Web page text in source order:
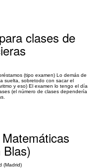
clases de
(tipo examen) Lo demás de
suelta, sobretodo con sacar el
y eso) El examen lo tengo el día
(el número de clases dependería
Blas)
(Madrid)